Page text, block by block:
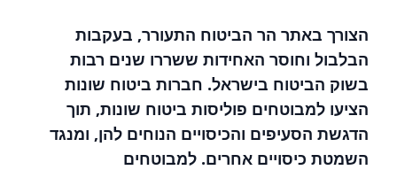
הצורך באתר הר הביטוח התעורר, בעקבות
הבלבול וחוסר האחידות ששררו שנים רבות
בשוק הביטוח בישראל. חברות ביטוח שונות
הציעו למבוטחים פוליסות ביטוח שונות, תוך
הדגשת הסעיפים והכיסויים הנוחים להן, ומנגד
השמטת כיסויים אחרים. למבוטחים